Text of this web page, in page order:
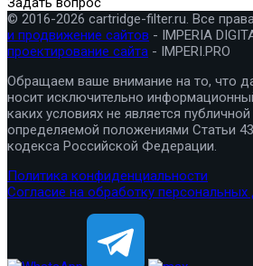
© 2016-2026 cartridge-filter.ru. Все
и продвижение сайтов - IMPERIA
проектирование сайта - IMPERI.PRO
Обращаем ваше внимание на то, что
носит исключительно
каких условиях не является
определяемой положениями Статьи
кодекса Российской Федерации.
Политика конфиденциальности
Согласие на обработку